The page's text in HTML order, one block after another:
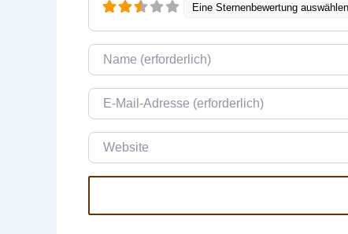
Eine Sternenbewertung auswählen
Name
E-Mail
Website